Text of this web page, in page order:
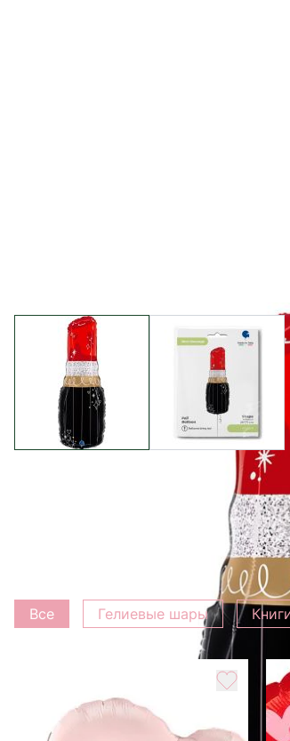
View larger image View
0.5 кг
Добавить к
Все Гелиевые шары